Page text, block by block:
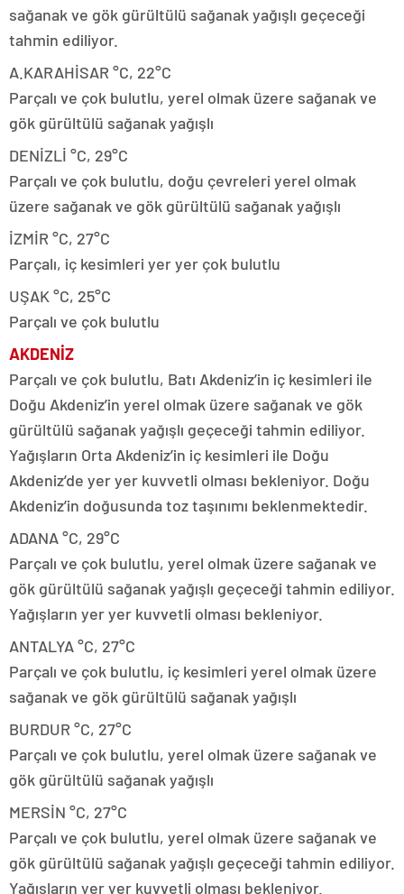
sağanak ve gök gürültülü sağanak yağışlı geçeceği
tahmin ediliyor.
A.KARAHİSAR °C, 22°C
Parçalı ve çok bulutlu, yerel olmak üzere sağanak ve
gök gürültülü sağanak yağışlı
DENİZLİ °C, 29°C
Parçalı ve çok bulutlu, doğu çevreleri yerel olmak
üzere sağanak ve gök gürültülü sağanak yağışlı
İZMİR °C, 27°C
Parçalı, iç kesimleri yer yer çok bulutlu
UŞAK °C, 25°C
Parçalı ve çok bulutlu
AKDENİZ
Parçalı ve çok bulutlu, Batı Akdeniz’in iç kesimleri ile
Doğu Akdeniz’in yerel olmak üzere sağanak ve gök
gürültülü sağanak yağışlı geçeceği tahmin ediliyor.
Yağışların Orta Akdeniz’in iç kesimleri ile Doğu
Akdeniz’de yer yer kuvvetli olması bekleniyor. Doğu
Akdeniz’in doğusunda toz taşınımı beklenmektedir.
ADANA °C, 29°C
Parçalı ve çok bulutlu, yerel olmak üzere sağanak ve
gök gürültülü sağanak yağışlı geçeceği tahmin ediliyor.
Yağışların yer yer kuvvetli olması bekleniyor.
ANTALYA °C, 27°C
Parçalı ve çok bulutlu, iç kesimleri yerel olmak üzere
sağanak ve gök gürültülü sağanak yağışlı
BURDUR °C, 27°C
Parçalı ve çok bulutlu, yerel olmak üzere sağanak ve
gök gürültülü sağanak yağışlı
MERSİN °C, 27°C
Parçalı ve çok bulutlu, yerel olmak üzere sağanak ve
gök gürültülü sağanak yağışlı geçeceği tahmin ediliyor.
Yağışların yer yer kuvvetli olması bekleniyor.